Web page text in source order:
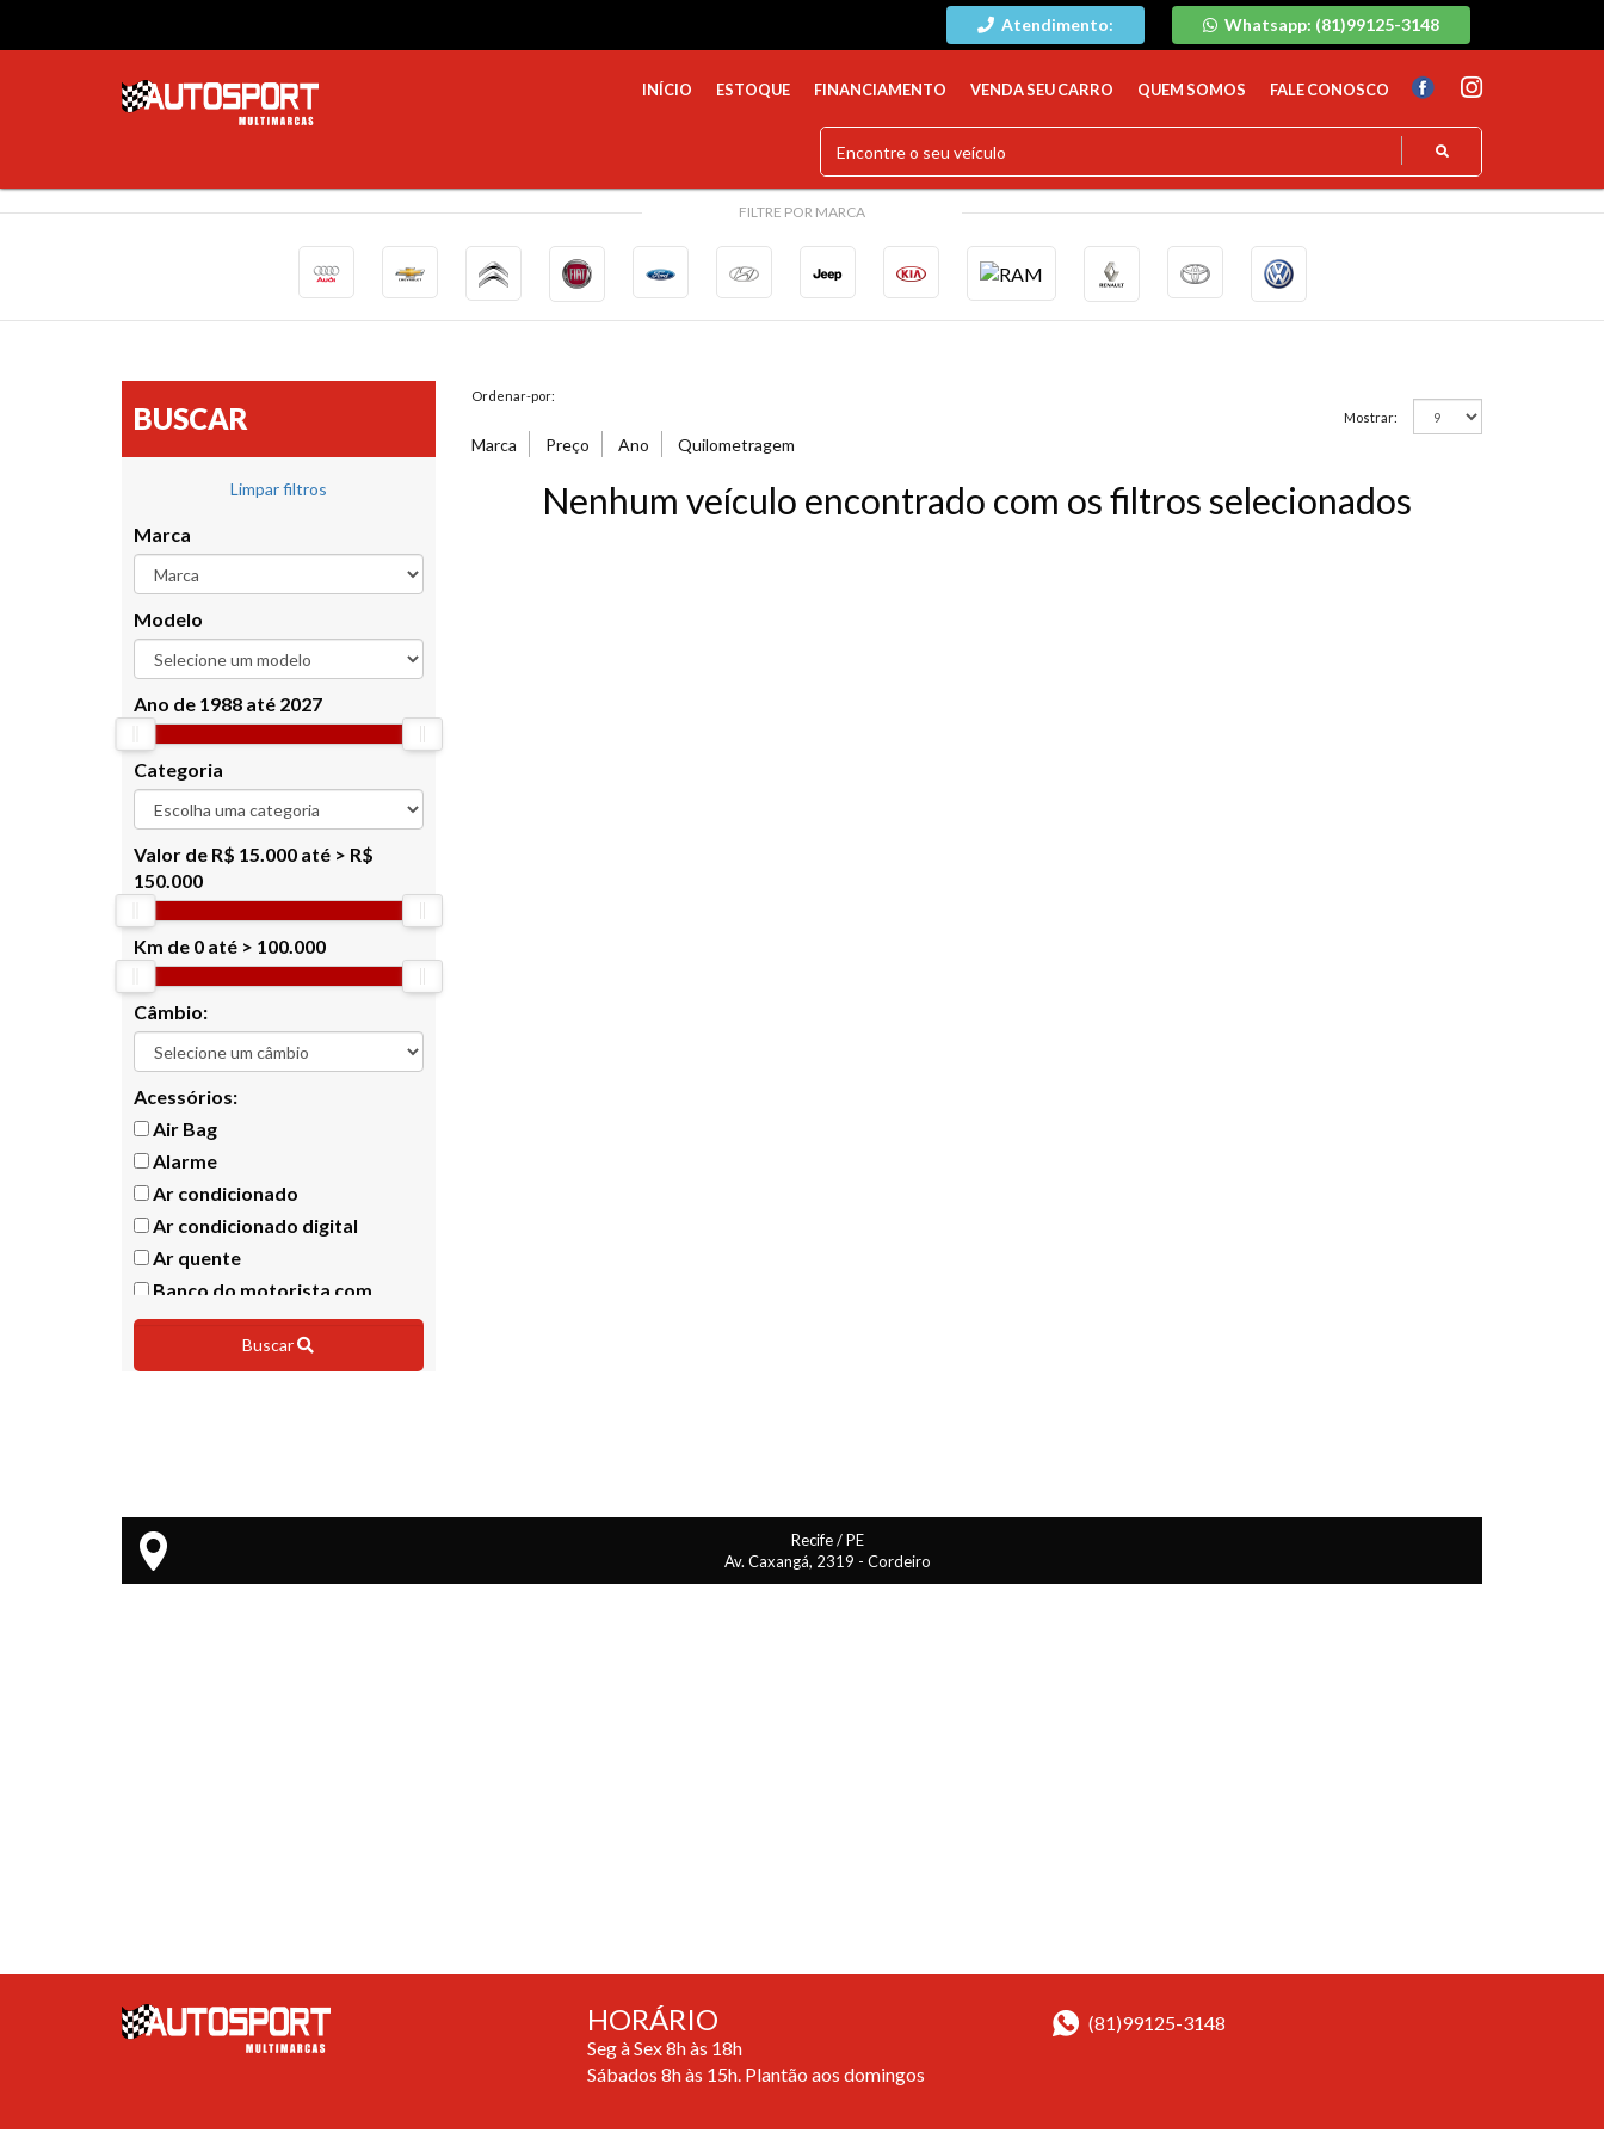
Atendimento: Whatsapp: (81)99125-3148
INÍCIO ESTOQUE FINANCIAMENTO VENDA SEU CARRO QUEM SOMOS FALE CONOSCO
FILTRE POR MARCA
BUSCAR
Limpar filtros
Marca
Modelo
Ano de 1988 até 2027
Categoria
Valor de R$ 15.000 até > R$
150.000
Km de 0 até > 100.000
Câmbio:
Acessórios:
Air Bag
Alarme
Ar condicionado
Ar condicionado digital
Ar quente
Banco do motorista com
ajuste de altura
Bancos dianteiros com
aquecimento
Calotas
Câmbio Dualogic
DVD Player
Encosto de cabeça traseiro
Farol de Neblina
Buscar
Ordenar-por:
Marca Preço Ano Quilometragem
Mostrar:
Nenhum veículo encontrado com os filtros selecionados
Recife / PE
Av. Caxangá, 2319 - Cordeiro
HORÁRIO
Seg à Sex 8h às 18h
Sábados 8h às 15h. Plantão aos domingos
(81)99125-3148